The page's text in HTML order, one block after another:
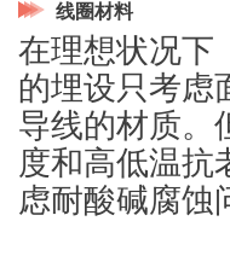
线圈材料
在理想状况下
的埋设只考虑
导线的材质。
度和高低温抗
虑耐酸碱腐蚀